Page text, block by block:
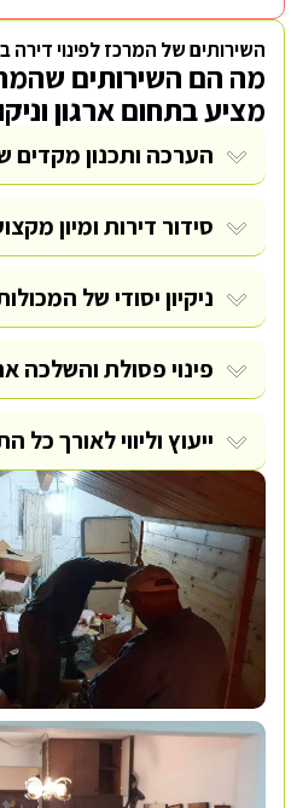
השירותים של המרכז לפינוי דירה
מה הם השירותים
מציע בתחום ארגון
הערכה ותכנון מקדים
סידור דירותומיון
ניקיון יסודי של
פינוי פסולתוהשלכה
ייעוץ וליווי לאורך כל